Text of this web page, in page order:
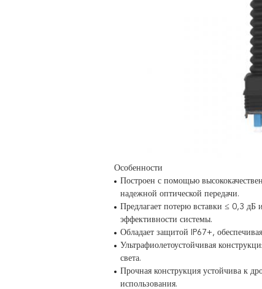
Особенности
Построен с помощью
надежной оптической передачи.
Предлагает потерю вставки ≤ 0,3
эффективности системы.
Обладает защитой IP67+,
Ультрафиолетоустойчивая
света.
Прочная конструкция устойчива к
использования.